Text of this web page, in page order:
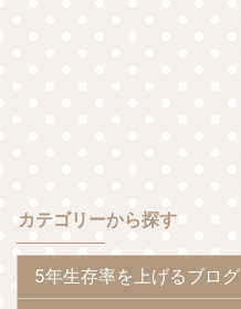
カテゴリーから探す
5年生存率を上げるブログ